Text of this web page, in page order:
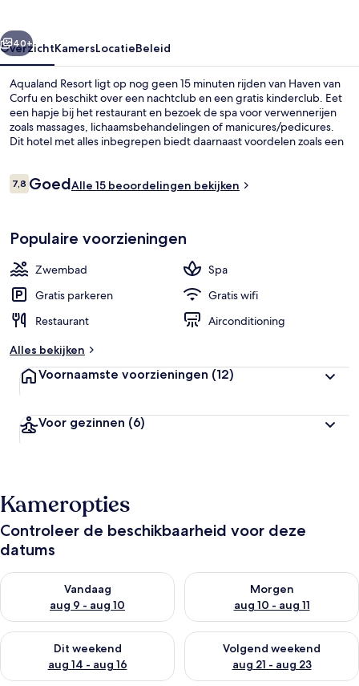
Volgende
40+
OverzichtKamersLocatieBeleid
Aqualand Resort ligt op nog geen 15 minuten rijden van Haven van
Corfu en beschikt over een nachtclub en een gratis kinderclub. Eet
een hapje bij het restaurant en bezoek de spa voor verwennerijen
zoals massages, lichaamsbehandelingen of manicures/pedicures.
Dit hotel met alles inbegrepen biedt daarnaast voordelen zoals een
Beoordelingen
7,87,8 op 10 –
GoedAlle 15 beoordelingen bekijken
Populaire voorzieningen
Zwembad
Spa
Gratis parkeren
Gratis wifi
Restaurant
Airconditioning
Alles bekijken
Voornaamste voorzieningen (12)
Voor gezinnen (6)
Kameropties
Controleer de beschikbaarheid voor deze
datums
Vandaag
aug 9 - aug 10
De beschikbaarheid controleren voor vanavond aug 9 - aug
Morgen
aug 10 - aug 11
De beschikbaarheid
Dit weekend
aug 14 - aug 16
De beschikbaarheid controleren voor dit weekend aug 14 -
Volgend weekend
aug 21 - aug 23
De beschikbaarheid